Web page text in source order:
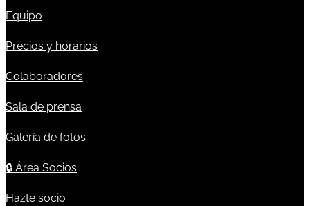
Equipo
Precios y horarios
Colaboradores
Sala de prensa
Galería de fotos
🔒 Área Socios
Hazte socio